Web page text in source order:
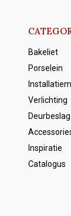
Bakeliet
Porselein
Verlichting
Deurbeslag
Inspiratie
Catalogus